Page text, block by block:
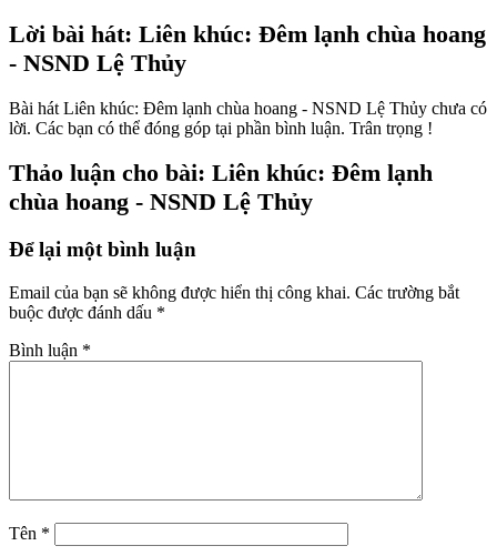
Lời bài hát: Liên khúc: Đêm lạnh chùa hoang
- NSND Lệ Thủy
Bài hát Liên khúc: Đêm lạnh chùa hoang - NSND Lệ Thủy chưa có
lời. Các bạn có thể đóng góp tại phần bình luận. Trân trọng !
Thảo luận cho bài: Liên khúc: Đêm lạnh
chùa hoang - NSND Lệ Thủy
Để lại một bình luận
Email của bạn sẽ không được hiển thị công khai. Các trường bắt
buộc được đánh dấu *
Bình luận *
Tên *